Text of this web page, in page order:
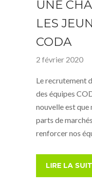
UNE
LES
CODA
2 février 2020
Le recrutement
des équipes
nouvelle est que
parts de
renforcer nos
LIRE LA